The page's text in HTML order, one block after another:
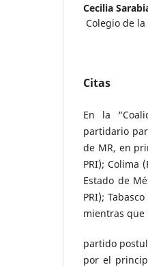
Cecilia
Colegio de
Citas
En la
partidario
de MR, en
PRI); Colima
Estado de
PRI);
mientras que
partido
por el